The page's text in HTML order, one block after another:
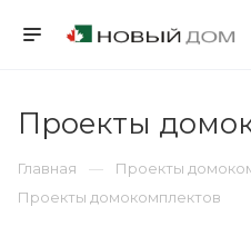
Проекты
Главная
Проекты
Проекты домокомплектов